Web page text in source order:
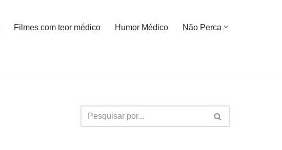
Filmes com teor médico Humor Médico Não Perca